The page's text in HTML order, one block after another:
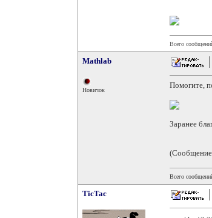
Всего
Mathlab
Новичок
Помогите,
Заранее
(Сообщение
Всего
TicTac